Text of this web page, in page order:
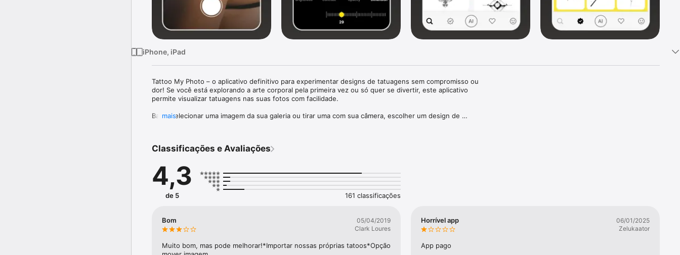
iPhone, iPad
Tattoo My Photo – o aplicativo definitivo para experimentar designs de tatuagens sem compromisso ou
dor! Se você está explorando a arte corporal pela primeira vez ou só quer se divertir, este aplicativo
permite visualizar tatuagens nas suas fotos com facilidade.
Basta selecionar uma imagem da sua galeria ou tirar uma com sua câmera, escolher um design de
Com o novo recurso AR, você pode agora experimentar tatuagens em tempo real usando sua câmera!
existentes para um toque artístico. Quer criar uma tatuagem personalizada? Nosso gerador de
tatuagens com IA ajuda você a projetar tatuagens únicas e personalizadas em segundos.
Confira nossa Seção de Artistas, onde você pode navegar e se inspirar em designs de tatuagens de
renomados artistas. Desde dragões intricados e padrões florais até ousados designs tribais, você
Principais Recursos:
Experimente tatuagens com Realidade Aumentada (AR) usando sua câmera.
mais
Classificações e Avaliações
4,3
de 5 161 classificações
Bom
05/04/2019
Clark Loures
Muito bom, mas pode melhorar!*Importar nossas próprias tatoos*Opção
Horrível app
06/01/2025
Zelukaator
App pago